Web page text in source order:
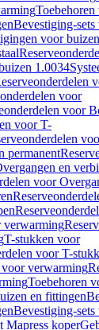
Bevestiging-sets
voor buizen
1.0034
voor
voor
voor T-
permanent
en
voor
verwarming
T-stukken voor
voor T-
verwarming
Toebehoren
en fittingen
Bevestiging-sets
Mapress koper